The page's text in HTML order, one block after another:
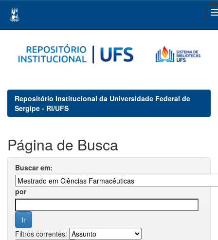
navigation
Repositório Institucional da Universidade Federal de
Sergipe - RI/UFS
Página de Busca
Buscar em:
por
Filtros correntes: